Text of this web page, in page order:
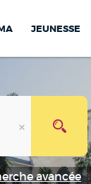
JEUNESSE
avancée